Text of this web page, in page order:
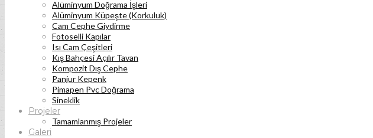
Alüminyum Doğrama İşleri
Alüminyum Küpeşte (Korkuluk)
Cam Cephe Giydirme
Fotoselli Kapılar
Isı Cam Çeşitleri
Kış Bahçesi Açılır Tavan
Kompozit Dış Cephe
Panjur Kepenk
Pimapen Pvc Doğrama
Sineklik
Projeler
Tamamlanmış Projeler
Galeri